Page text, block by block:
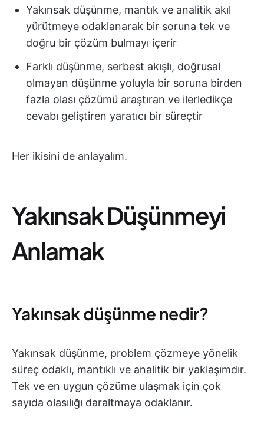
Yakınsak düşünme, mantık ve analitik akıl
yürütmeye odaklanarak bir soruna tek ve
doğru bir çözüm bulmayı içerir
Farklı düşünme, serbest akışlı, doğrusal
olmayan düşünme yoluyla bir soruna birden
fazla olası çözümü araştıran ve ilerledikçe
cevabı geliştiren yaratıcı bir süreçtir
Her ikisini de anlayalım.
Yakınsak Düşünmeyi
Anlamak
Yakınsak düşünme nedir?
Yakınsak düşünme, problem çözmeye yönelik
süreç odaklı, mantıklı ve analitik bir yaklaşımdır.
Tek ve en uygun çözüme ulaşmak için çok
sayıda olasılığı daraltmaya odaklanır.